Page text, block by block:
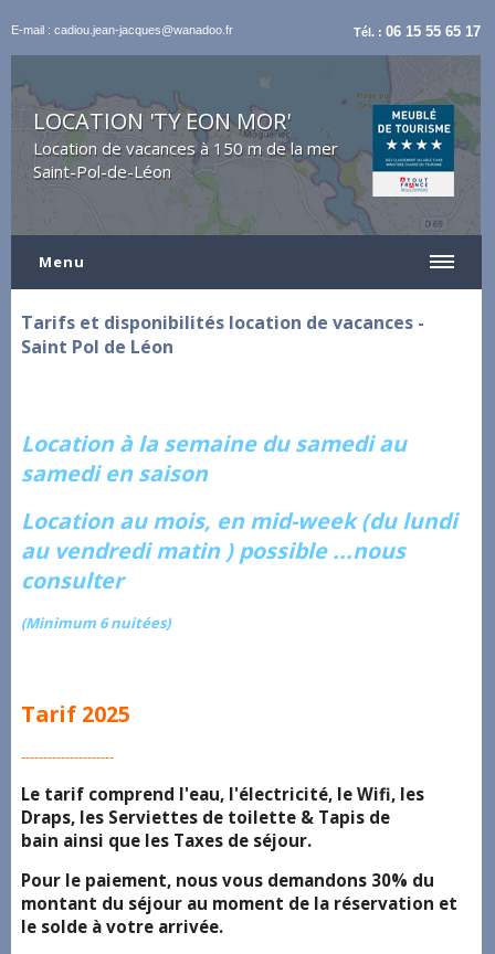
E-mail : cadiou.jean-jacques@wanadoo.fr Tél. :06 15 55 65 17
LOCATION 'TY EON MOR'
Location de vacances à 150 m de la mer
Saint-Pol-de-Léon
Menu
Tarifs et disponibilités location de vacances -
Saint Pol de Léon
Location à la semaine du samedi au
samedi en saison
Location au mois, en mid-week (du lundi
au vendredi matin ) possible ...nous
consulter
(Minimum 6 nuitées)
Tarif 2025
---------------------
Le tarif comprend l'eau, l'électricité, le Wifi, les
Draps, les Serviettes de toilette & Tapis de
bain ainsi que les Taxes de séjour.
Pour le paiement, nous vous demandons 30% du
montant du séjour au moment de la réservation et
le solde à votre arrivée.